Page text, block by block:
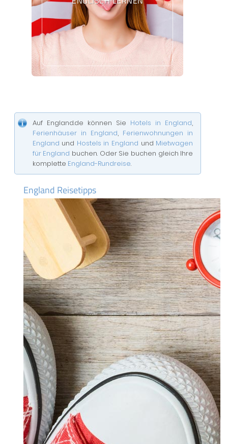
Auf England.de können Sie Hotels in England,
Ferienhäuser in England, Ferienwohnungen in
England und Hostels in England und Mietwagen
für England buchen. Oder Sie buchen gleich Ihre
komplette England-Rundreise.
England Reisetipps